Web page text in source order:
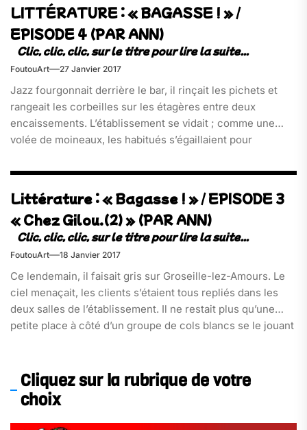
LITTÉRATURE : « BAGASSE ! » /
EPISODE 4 (PAR ANN)
FoutouArt 27 Janvier 2017
Jazz fourgonnait derrière le bar, il rinçait les pichets et
rangeait les corbeilles sur les étagères entre deux
encaissements. L’établissement se vidait ; comme une
volée de moineaux, les habitués s’égaillaient pour
Littérature : « Bagasse ! » / EPISODE 3
« Chez Gilou.(2) » (PAR ANN)
FoutouArt 18 Janvier 2017
Ce lendemain, il faisait gris sur Groseille-lez-Amours. Le
ciel menaçait, les clients s’étaient tous repliés dans les
deux salles de l’établissement. Il ne restait plus qu’une
petite place à côté d’un groupe de cols blancs se le jouant
Cliquez sur la rubrique de votre
choix